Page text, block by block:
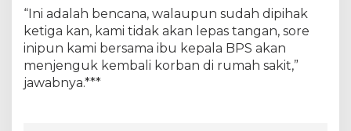
“Ini adalah bencana, walaupun sudah dipihak
ketiga kan, kami tidak akan lepas tangan, sore
inipun kami bersama ibu kepala BPS akan
menjenguk kembali korban di rumah sakit,”
jawabnya.***